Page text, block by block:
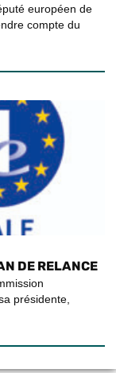
européen de
compte du
DE RELANCE
présidente,